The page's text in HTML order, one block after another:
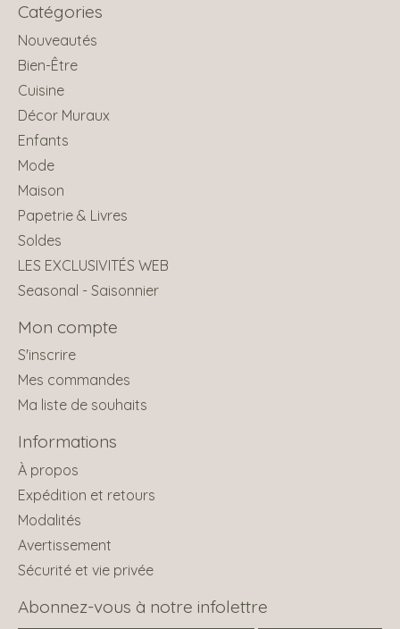
Catégories
Nouveautés
Bien-Être
Cuisine
Décor Muraux
Enfants
Mode
Maison
Papetrie & Livres
Soldes
LES EXCLUSIVITÉS WEB
Seasonal - Saisonnier
Mon compte
S'inscrire
Mes commandes
Ma liste de souhaits
Informations
À propos
Expédition et retours
Modalités
Avertissement
Sécurité et vie privée
Abonnez-vous à notre infolettre